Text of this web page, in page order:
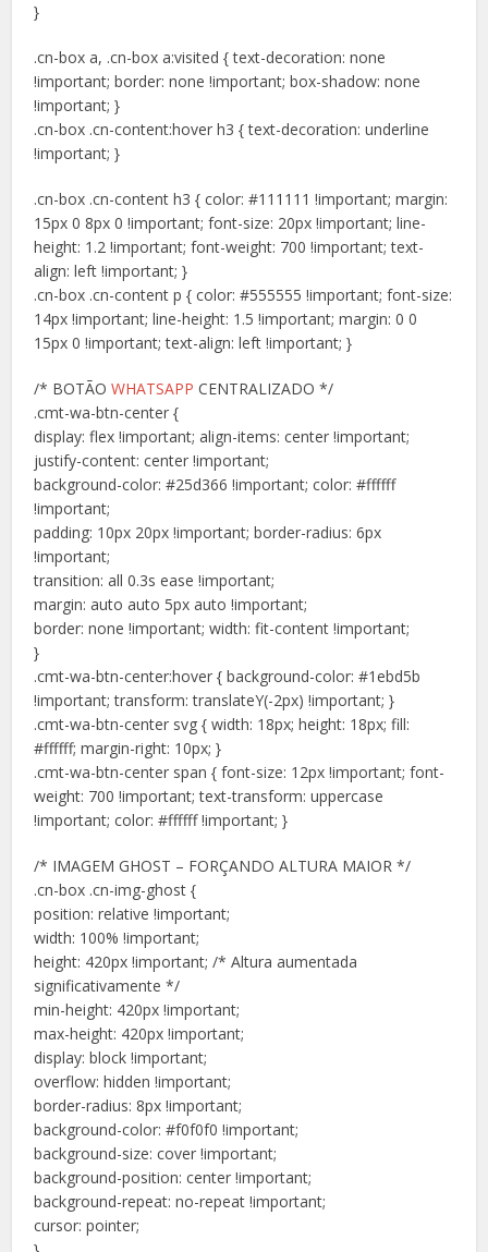
}
.cn-box a, .cn-box a:visited { text-decoration: none
!important; border: none !important; box-shadow: none
!important; }
.cn-box .cn-content:hover h3 { text-decoration: underline
!important; }
.cn-box .cn-content h3 { color: #111111 !important; margin:
15px 0 8px 0 !important; font-size: 20px !important; line-
height: 1.2 !important; font-weight: 700 !important; text-
align: left !important; }
.cn-box .cn-content p { color: #555555 !important; font-size:
14px !important; line-height: 1.5 !important; margin: 0 0
15px 0 !important; text-align: left !important; }
/* BOTÃOWHATSAPP CENTRALIZADO */
.cmt-wa-btn-center {
display: flex !important; align-items: center !important;
justify-content: center !important;
background-color: #25d366 !important; color: #ffffff
!important;
padding: 10px 20px !important; border-radius: 6px
!important;
transition: all 0.3s ease !important;
margin: auto auto 5px auto !important;
border: none !important; width: fit-content !important;
}
.cmt-wa-btn-center:hover { background-color: #1ebd5b
!important; transform: translateY(-2px) !important; }
.cmt-wa-btn-center svg { width: 18px; height: 18px; fill:
#ffffff; margin-right: 10px; }
.cmt-wa-btn-center span { font-size: 12px !important; font-
weight: 700 !important; text-transform: uppercase
!important; color: #ffffff !important; }
/* IMAGEM GHOST – FORÇANDO ALTURA MAIOR */
.cn-box .cn-img-ghost {
position: relative !important;
width: 100% !important;
height: 420px !important; /* Altura aumentada
significativamente */
min-height: 420px !important;
max-height: 420px !important;
display: block !important;
overflow: hidden !important;
border-radius: 8px !important;
background-color: #f0f0f0 !important;
background-size: cover !important;
background-position: center !important;
background-repeat: no-repeat !important;
cursor: pointer;